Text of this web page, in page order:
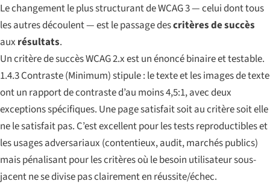
Le changement le plus structurant de WCAG 3 — celui dont tous
les autres découlent — est le passage descritères de succès
aux résultats.
Uncritère de succèsWCAG 2.x est un énoncé binaire et testable.
1.4.3 Contraste (Minimum)stipule : le texte et les images de texte
ont un rapport de contraste d’au moins 4,5:1, avec deux
exceptions spécifiques. Une page satisfait soit au critère soit elle
ne le satisfait pas. C’est excellent pour les tests reproductibles et
les usages adversariaux (contentieux, audit, marchés publics)
mais pénalisant pour les critères où le besoin utilisateur sous-
jacent ne se divise pas clairement en réussite/échec.